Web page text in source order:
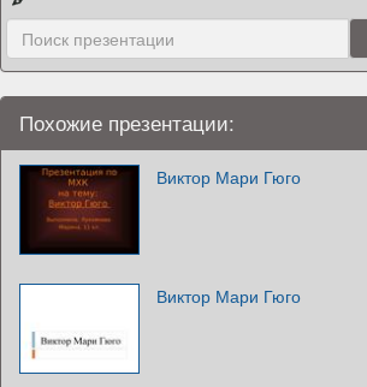
Похожие презентации:
Виктор Мари Гюго
Виктор Мари Гюго